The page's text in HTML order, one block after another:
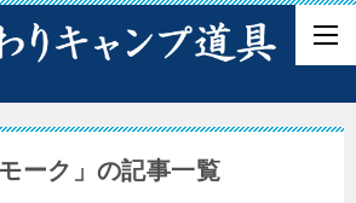
ーク」の記事一覧